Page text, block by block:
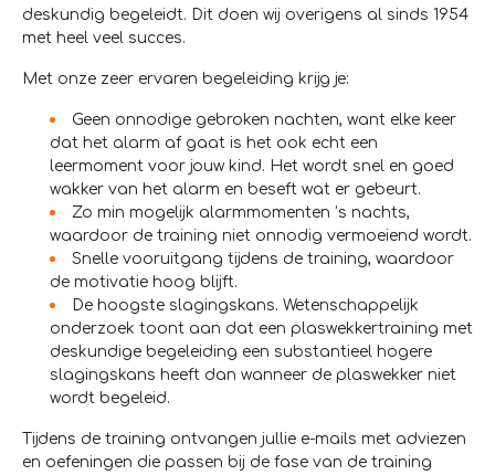
deskundig begeleidt. Dit doen wij overigens al sinds 1954
met heel veel succes.
Met onze zeer ervaren begeleiding krijg je:
Geen onnodige gebroken nachten, want elke keer
dat het alarm af gaat is het ook echt een
leermoment voor jouw kind. Het wordt snel en goed
wakker van het alarm en beseft wat er gebeurt.
Zo min mogelijk alarmmomenten ’s nachts,
waardoor de training niet onnodig vermoeiend wordt.
Snelle vooruitgang tijdens de training, waardoor
de motivatie hoog blijft.
De hoogste slagingskans. Wetenschappelijk
onderzoek toont aan dat een plaswekkertraining met
deskundige begeleiding een substantieel hogere
slagingskans heeft dan wanneer de plaswekker niet
wordt begeleid.
Tijdens de training ontvangen jullie e-mails met adviezen
en oefeningen die passen bij de fase van de training